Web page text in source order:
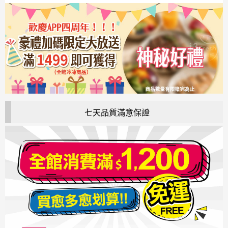
七天品質滿意保證